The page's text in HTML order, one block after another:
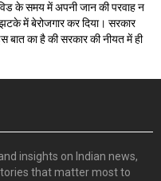
के समय में अपनी जान की परवाह न
में बेरोजगार कर दिया। सरकार
बात का है की सरकार की नीयत में ही
insights on Indian news,
that matter most to